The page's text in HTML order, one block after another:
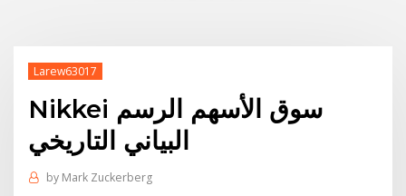
Larew63017
Nikkei سوق الأسهم الرسم
البياني التاريخي
by Mark Zuckerberg